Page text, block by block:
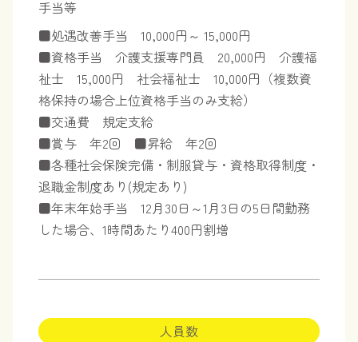
手当等
■処遇改善手当 10,000円～ 15,000円
■資格手当 介護支援専門員 20,000円 介護福
祉士 15,000円 社会福祉士 10,000円（複数資
格保持の場合上位資格手当のみ支給）
■交通費 規定支給
■賞与 年2回 ■昇給 年2回
■各種社会保険完備・制服貸与・資格取得制度・
退職金制度あり(規定あり)
■年末年始手当 12月30日～1月3日の5日間勤務
した場合、1時間あたり400円割増
人員数